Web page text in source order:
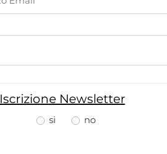
Iscrizione Newsletter
si no